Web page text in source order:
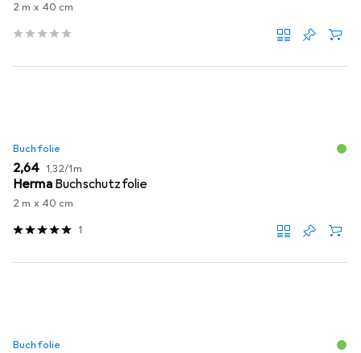
2 m x 40 cm
Buchfolie
EUR
2,64 EUR
1,32/1m
Herma Buchschutzfolie
2 m x 40 cm
1
Buchfolie